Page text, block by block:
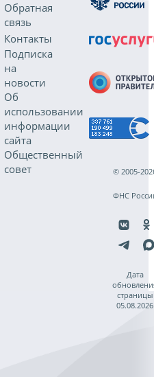
Обратная
связь
Контакты
Подписка
на
новости
Об
использовании
информации
сайта
Общественный
совет
© 2005-
ФНС
Дата
страницы
05.08.2026